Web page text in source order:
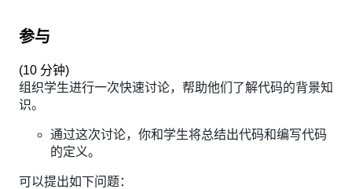
参与
(10 分钟)
组织学生进行一次快速讨论，帮助他们了解代码的背景知
识。
通过这次讨论，你和学生将总结出代码和编写代码
的定义。
可以提出如下问题：